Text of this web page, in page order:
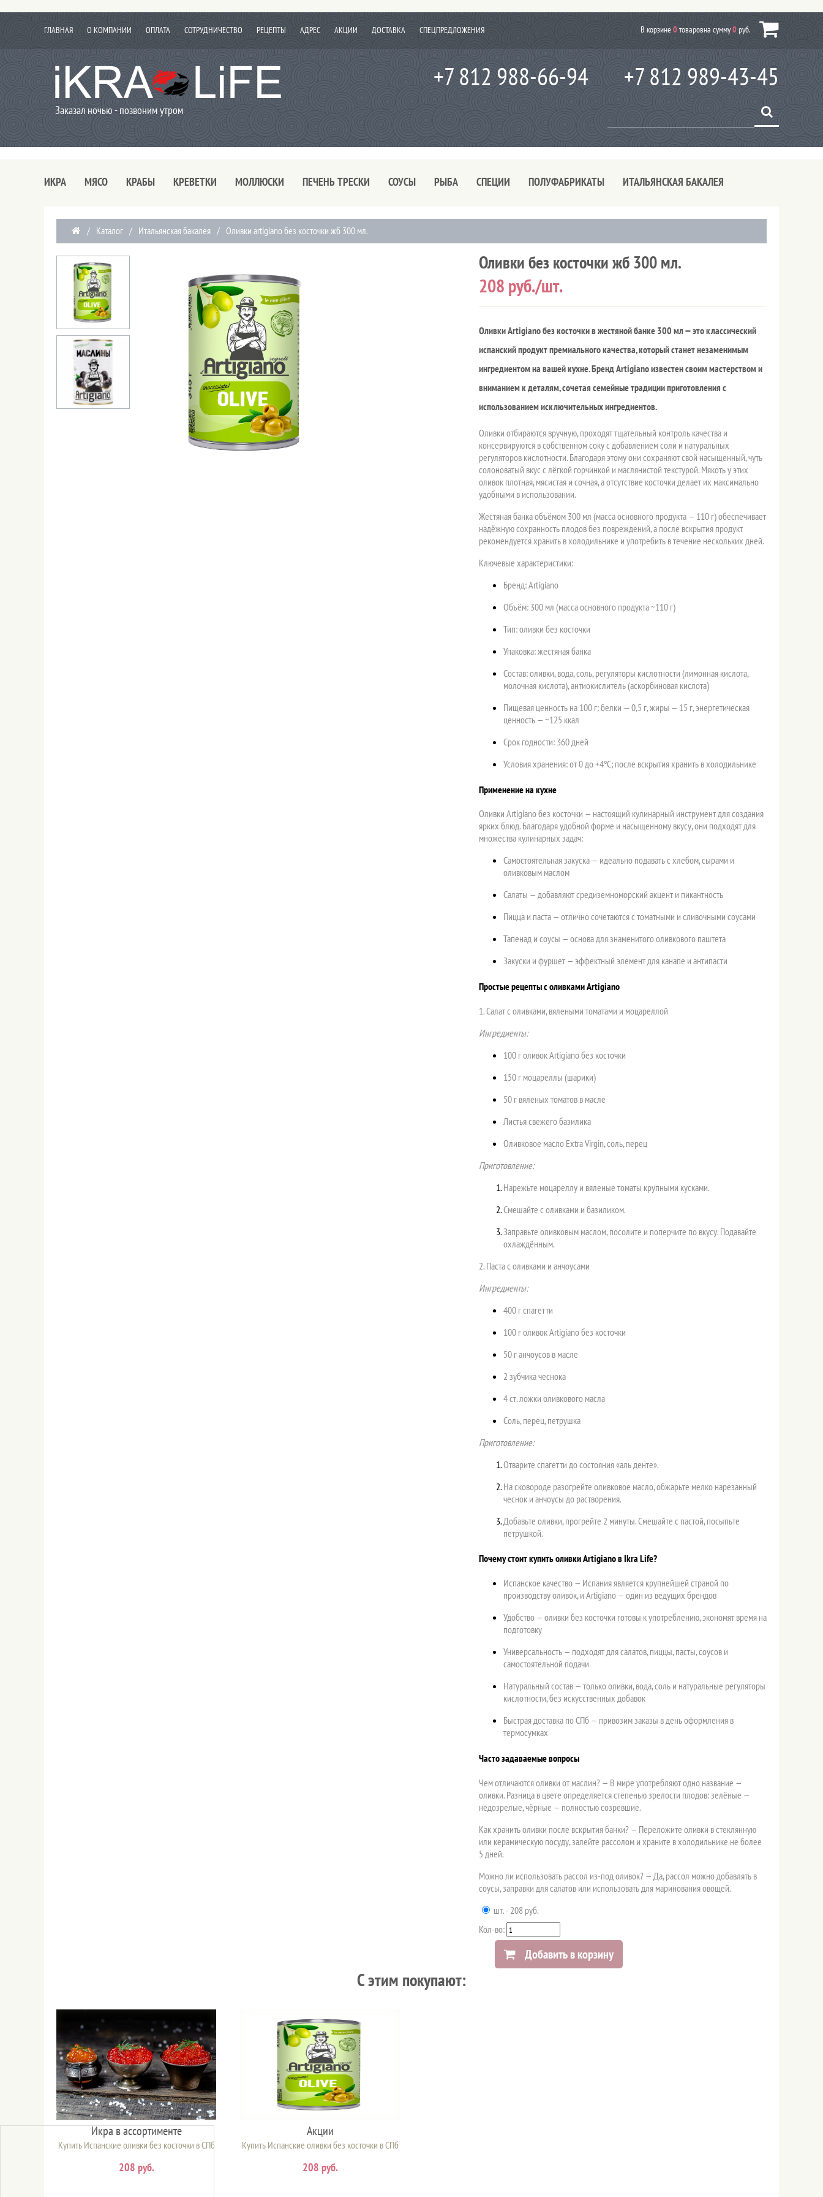
ГЛАВНАЯ О КОМПАНИИ ОПЛАТА СОТРУДНИЧЕСТВО РЕЦЕПТЫ АДРЕС АКЦИИ ДОСТАВКА СПЕЦПРЕДЛОЖЕНИЯ В корзине0товаровна сумму0руб.
Заказал ночью - позвоним утром
+7 812 988-66-94 +7 812 989-43-45
ИКРА МЯСО КРАБЫ КРЕВЕТКИ МОЛЛЮСКИ ПЕЧЕНЬ ТРЕСКИ СОУСЫ РЫБА СПЕЦИИ ПОЛУФАБРИКАТЫ ИТАЛЬЯНСКАЯ БАКАЛЕЯ
/ Каталог / Итальянская бакалея / Оливки artigiano без косточки жб 300 мл.
Оливки без косточки жб 300 мл.
208 руб./шт.
Оливки Artigiano без косточки в жестяной банке 300 мл — это классический
испанский продукт премиального качества, который станет незаменимым
ингредиентом на вашей кухне. Бренд Artigiano известен своим мастерством и
вниманием к деталям, сочетая семейные традиции приготовления с
использованием исключительных ингредиентов.
Оливки отбираются вручную, проходят тщательный контроль качества и
консервируются в собственном соку с добавлением соли и натуральных
регуляторов кислотности. Благодаря этому они сохраняют свой насыщенный, чуть
солоноватый вкус с лёгкой горчинкой и маслянистой текстурой. Мякоть у этих
оливок плотная, мясистая и сочная, а отсутствие косточки делает их максимально
удобными в использовании.
Жестяная банка объёмом 300 мл (масса основного продукта — 110 г) обеспечивает
надёжную сохранность плодов без повреждений, а после вскрытия продукт
рекомендуется хранить в холодильнике и употребить в течение нескольких дней.
Ключевые характеристики:
Бренд: Artigiano
Объём: 300 мл (масса основного продукта ~110 г)
Тип: оливки без косточки
Упаковка: жестяная банка
Состав: оливки, вода, соль, регуляторы кислотности (лимонная кислота,
молочная кислота), антиокислитель (аскорбиновая кислота)
Пищевая ценность на 100 г: белки — 0,5 г, жиры — 15 г, энергетическая
ценность — ~125 ккал
Срок годности: 360 дней
Условия хранения: от 0 до +4°C; после вскрытия хранить в холодильнике
Применение на кухне
Оливки Artigiano без косточки — настоящий кулинарный инструмент для создания
ярких блюд. Благодаря удобной форме и насыщенному вкусу, они подходят для
множества кулинарных задач:
Самостоятельная закуска — идеально подавать с хлебом, сырами и
оливковым маслом
Салаты — добавляют средиземноморский акцент и пикантность
Пицца и паста — отлично сочетаются с томатными и сливочными соусами
Тапенад и соусы — основа для знаменитого оливкового паштета
Закуски и фуршет — эффектный элемент для канапе и антипасти
Простые рецепты с оливками Artigiano
1. Салат с оливками, вялеными томатами и моцареллой
Ингредиенты:
100 г оливок Artigiano без косточки
150 г моцареллы (шарики)
50 г вяленых томатов в масле
Листья свежего базилика
Оливковое масло Extra Virgin, соль, перец
Приготовление:
Нарежьте моцареллу и вяленые томаты крупными кусками.
Смешайте с оливками и базиликом.
Заправьте оливковым маслом, посолите и поперчите по вкусу. Подавайте
охлаждённым.
2. Паста с оливками и анчоусами
Ингредиенты:
400 г спагетти
100 г оливок Artigiano без косточки
50 г анчоусов в масле
2 зубчика чеснока
4 ст. ложки оливкового масла
Соль, перец, петрушка
Приготовление:
Отварите спагетти до состояния «аль денте».
На сковороде разогрейте оливковое масло, обжарьте мелко нарезанный
чеснок и анчоусы до растворения.
Добавьте оливки, прогрейте 2 минуты. Смешайте с пастой, посыпьте
петрушкой.
Почему стоит купить оливки Artigiano в Ikra Life?
Испанское качество — Испания является крупнейшей страной по
производству оливок, и Artigiano — один из ведущих брендов
Удобство — оливки без косточки готовы к употреблению, экономят время на
подготовку
Универсальность — подходят для салатов, пиццы, пасты, соусов и
самостоятельной подачи
Натуральный состав — только оливки, вода, соль и натуральные регуляторы
кислотности, без искусственных добавок
Быстрая доставка по СПб — привозим заказы в день оформления в
термосумках
Часто задаваемые вопросы
Чем отличаются оливки от маслин? — В мире употребляют одно название —
оливки. Разница в цвете определяется степенью зрелости плодов: зелёные —
недозрелые, чёрные — полностью созревшие.
Как хранить оливки после вскрытия банки? — Переложите оливки в стеклянную
или керамическую посуду, залейте рассолом и храните в холодильнике не более
5 дней.
Можно ли использовать рассол из-под оливок? — Да, рассол можно добавлять в
соусы, заправки для салатов или использовать для маринования овощей.
шт. - 208 руб.
Кол-во:
Добавить в корзину
C этим покупают:
Икра в ассортименте
Купить Испанские оливки без косточки в СПб
208 руб.
Акции
Купить Испанские оливки без косточки в СПб
208 руб.